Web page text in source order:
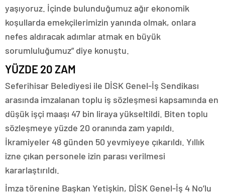
yaşıyoruz. İçinde bulunduğumuz ağır ekonomik
koşullarda emekçilerimizin yanında olmak, onlara
nefes aldıracak adımlar atmak en büyük
sorumluluğumuz” diye konuştu.
YÜZDE 20 ZAM
Seferihisar Belediyesi ile DİSK Genel-İş Sendikası
arasında imzalanan toplu iş sözleşmesi kapsamında en
düşük işçi maaşı 47 bin liraya yükseltildi. Biten toplu
sözleşmeye yüzde 20 oranında zam yapıldı.
İkramiyeler 48 günden 50 yevmiyeye çıkarıldı. Yıllık
izne çıkan personele izin parası verilmesi
kararlaştırıldı.
İmza törenine Başkan Yetişkin, DİSK Genel-İş 4 No’lu